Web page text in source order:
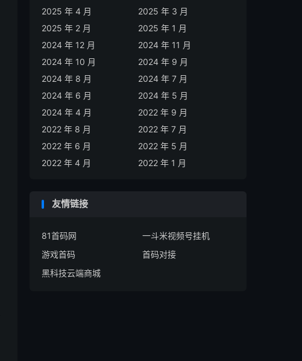
2025 年 4 月
2025 年 3 月
2025 年 2 月
2025 年 1 月
2024 年 12 月
2024 年 11 月
2024 年 10 月
2024 年 9 月
2024 年 8 月
2024 年 7 月
2024 年 6 月
2024 年 5 月
2024 年 4 月
2022 年 9 月
2022 年 8 月
2022 年 7 月
2022 年 6 月
2022 年 5 月
2022 年 4 月
2022 年 1 月
友情链接
81首码网
一斗米视频号挂机
游戏首码
首码对接
黑科技云端商城